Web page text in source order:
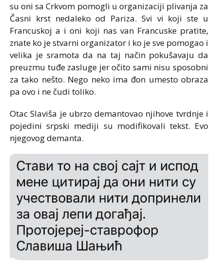
su oni sa Crkvom pomogli u organizaciji plivanja za
Časni krst nedaleko od Pariza. Svi vi koji ste u
Francuskoj a i oni koji nas van Francuske pratite,
znate ko je stvarni organizator i ko je sve pomogao i
velika je sramota da na taj način pokušavaju da
preuzmu tuđe zasluge jer očito sami nisu sposobni
za tako nešto. Nego neko ima đon umesto obraza
pa ovo i ne čudi toliko.
Otac Slaviša je ubrzo demantovao njihove tvrdnje i
pojedini srpski mediji su modifikovali tekst. Evo
njegovog demanta.